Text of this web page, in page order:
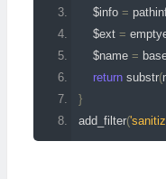
$info =
$ext =
$name =
return substr(
}
add_filter(